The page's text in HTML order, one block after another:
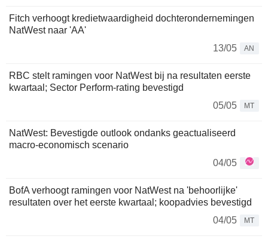
Fitch verhoogt kredietwaardigheid dochterondernemingen
NatWest naar 'AA'
13/05
AN
RBC stelt ramingen voor NatWest bij na resultaten eerste
kwartaal; Sector Perform-rating bevestigd
05/05
MT
NatWest: Bevestigde outlook ondanks geactualiseerd
macro-economisch scenario
04/05
BofA verhoogt ramingen voor NatWest na 'behoorlijke'
resultaten over het eerste kwartaal; koopadvies bevestigd
04/05
MT